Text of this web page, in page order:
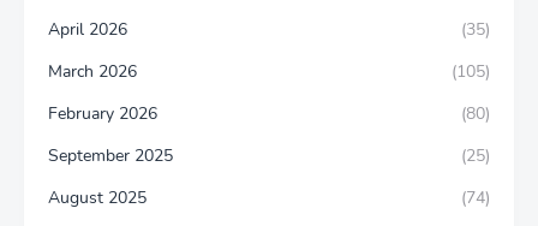
April 2026
(35)
March 2026
(105)
February 2026
(80)
September 2025
(25)
August 2025
(74)